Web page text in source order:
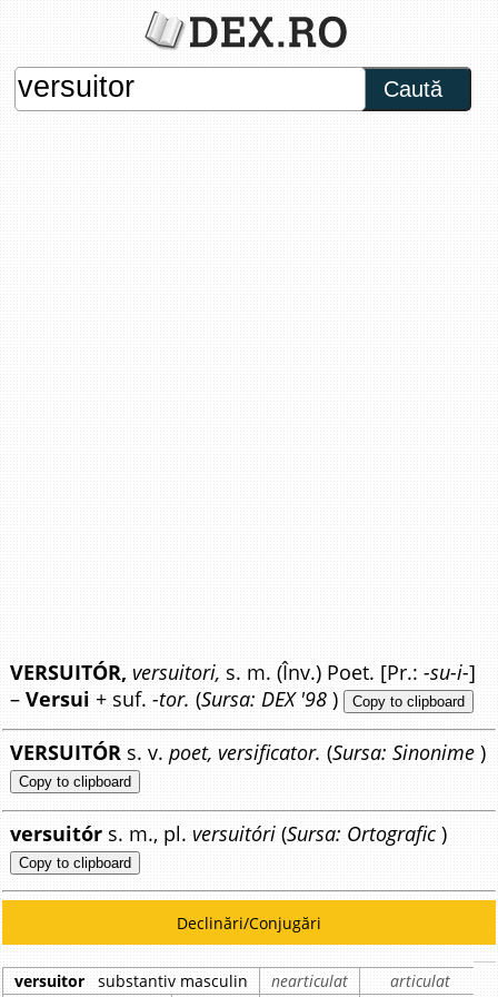
Caută
VERSUITÓR, versuitori, s. m. (Înv.) Poet. [Pr.:-su-i-]
–Versui + suf.-tor. (Sursa: DEX '98 ) Copy to clipboard
VERSUITÓR s. v.poet, versificator. (Sursa: Sinonime )
Copy to clipboard
versuitór s. m., pl. versuitóri (Sursa: Ortografic )
Copy to clipboard
Declinări/Conjugări
versuitor substantiv masculin nearticulat articulat